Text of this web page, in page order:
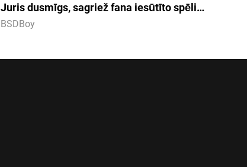
Juris dusmīgs, sagriež fana iesūtīto spēli…
BSDBoy